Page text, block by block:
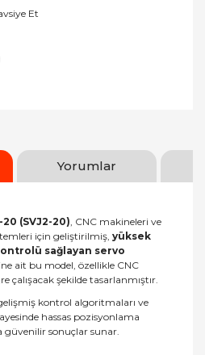
Et
Yorumlar
(SVJ2-20), CNC makineleri ve
için geliştirilmiş, yüksek
sağlayan servo
ait bu model, özellikle CNC
çalışacak şekilde tasarlanmıştır.
kontrol algoritmaları ve
hassas pozisyonlama
sonuçlar sunar.